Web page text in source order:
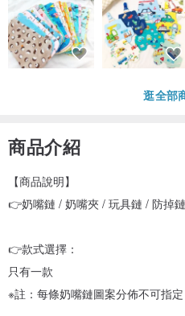
逛全部
商品介紹
【商品說明】
👉奶嘴鏈 / 奶嘴夾 / 玩具鏈 / 防掉
👉款式選擇：
只有一款
※註：每條奶嘴鏈圖案分佈不可指定